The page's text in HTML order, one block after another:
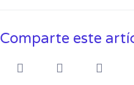
Comparte este